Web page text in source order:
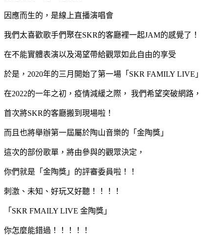
因應而生的，是線上直播演唱會
我們太喜歡歌手們聚在SKR的客廳裡一起JAM的感覺了！
在不能實體表演以及渴望帶給觀眾如此自由的享受
於是，2020年的三月開始了第一場「SKR FAMILY LIVE」
在2022的一年之初，疫情減緩之際， 我們希望突破網路，
首次將SKR的客廳搬到現場啦！
而且也將舉辦第一屆屬於陶山音樂的「金陶獎」
這次的部份歌單，將由參與的觀眾決定，
你們就是「金陶獎」的評審委員啦！！
刺激、未知、好玩又好聽！！！！
「SKR FMAILY LIVE 金陶獎」
你怎麼能錯過！！！！！